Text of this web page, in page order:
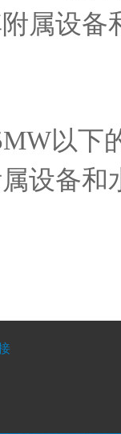
属设
以下
设备